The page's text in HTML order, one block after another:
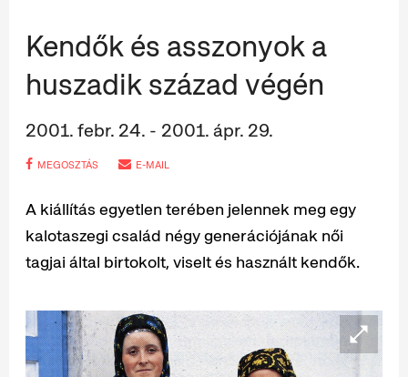
Kendők és asszonyok a
huszadik század végén
2001. febr. 24. - 2001. ápr. 29.
MEGOSZTÁS E-MAIL
A kiállítás egyetlen terében jelennek meg egy
kalotaszegi család négy generációjának női
tagjai által birtokolt, viselt és használt kendők.